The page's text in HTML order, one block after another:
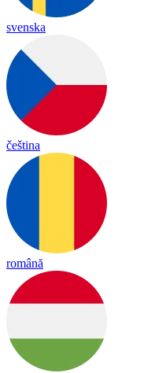
svenska
čeština
română